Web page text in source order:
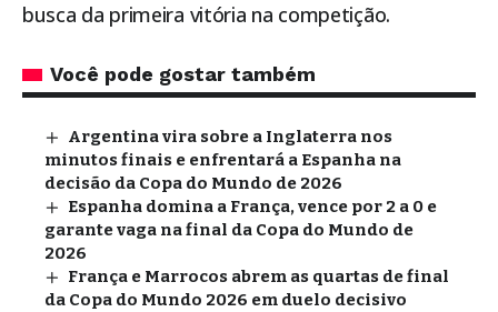
busca da primeira vitória na competição.
Você pode gostar também
Argentina vira sobre a Inglaterra nos
minutos finais e enfrentará a Espanha na
decisão da Copa do Mundo de 2026
Espanha domina a França, vence por 2 a 0 e
garante vaga na final da Copa do Mundo de
2026
França e Marrocos abrem as quartas de final
da Copa do Mundo 2026 em duelo decisivo